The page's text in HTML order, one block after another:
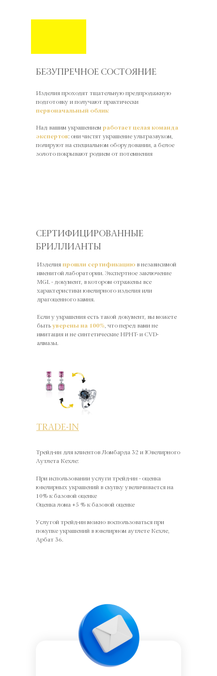
БЕЗУПРЕЧНОЕ СОСТОЯНИЕ
СЕРТИФИЦИРОВАННЫЕ
БРИЛЛИАНТЫ
Изделия проходят тщательную предпродажную
подготовку и получают практически
первоначальный облик
Над вашим украшением работает целая команда
экспертов: они чистят украшение ультразвуком,
полируют на специальном оборудовании, а белое
золото покрывают родием от потемнения
Изделия прошли сертификацию в независимой
именитой лаборатории. Экспертное заключение
MGL - документ, в котором отражены все
характеристики ювелирного изделия или
драгоценного камня.
Если у украшения есть такой документ, вы можете
быть уверены на 100%, что перед вами не
имитация и не синтетические HPHT- и CVD-
алмазы.
TRADE-IN
Трейд-ин для клиентов Ломбарда 32 и Ювелирного
Аутлета Кехле:
При использовании услуги трейд-ин - оценка
ювелирных украшений в скупку увеличивается на
10% к базовой оценке
Оценка лома +5 % к базовой оценке
Услугой трейд-ин можно воспользоваться при
покупке украшений в ювелирном аутлете Кехле,
Арбат 36.